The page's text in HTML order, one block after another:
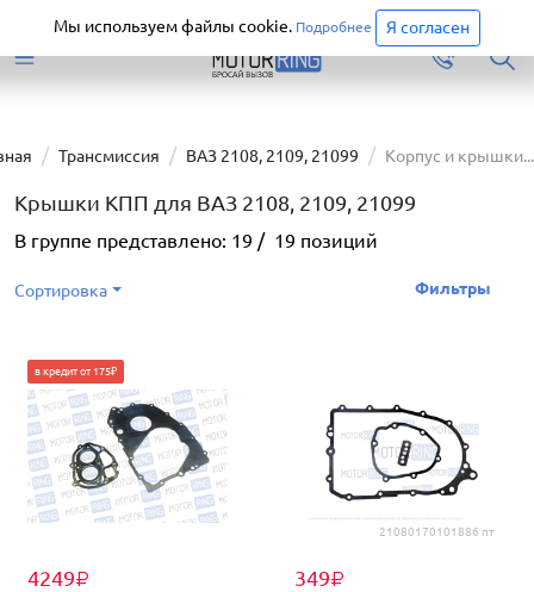
Перейти
Трансмиссия ВАЗ 2108, 2109, 21099 Корпус и крышки...
Крышки КПП для ВАЗ 2108, 2109, 21099
В группе представлено: 19 / 19 позиций
Сортировка Фильтры
4249₽
в кредит от 175₽
21080170101886 пт
349₽
Мы используем файлы cookie. Подробнее Я согласен